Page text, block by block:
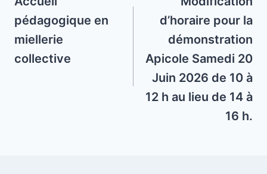
pédagogique en
miellerie
collective
d’horaire pour la
démonstration
Apicole Samedi 20
Juin 2026 de 10 à
12 h au lieu de 14 à
16 h.